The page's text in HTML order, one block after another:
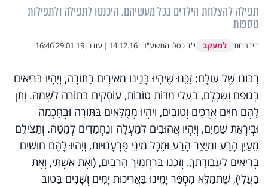
תפילה להצלחת הילדים בכל מעשיהם. היכנסו לתפילה ולתפילות
נוספות
הידברות למעקב י"ד כסלו התשע"ז |
14.12.16
| עודכן29.01.19 16:46
רִבּוֹנוֹ שֶׁל עוֹלָם: זַכֵּנוּ שֶׁיִּהְיוּ בָּנֵינוּ מְאִירִים בַּתּוֹרָה, וְיִהְיוּ בְּרִיאִים
בְּגוּפָם וְשִׂכְלָם, בַּעֲלֵי מִדּוֹת טוֹבוֹת, עוֹסְקִים בַּתּוֹרָה לִשְׁמָהּ. וְתֵן
לָהֶם חַיִּים אֲרֻכִּים וְטוֹבִים, וְיִהְיוּ מְמֻלָּאִים בַּתּוֹרָה וּבְחָכְמָה
וּבְיִרְאַת שָׁמַיִם, וְיִהְיוּ אֲהוּבִים לְמַעְלָה וְנֶחְמָדִים לְמַטָּה. וְתַצִילֵם
מֵעַיִן הָרַע וּמִיֵּצֶר הָרַע וּמִכָּל מִינֵי פֻּרְעָנוּיוֹת, וְיִהְיוּ לָהֶם חוּשִׁים
בְּרִיאִים לַעֲבוֹדָתְךָ. וְזַכֵּנוּ בְּרַחֲמֶיךָ הָרַבִּים, (וְאֶת אִשְׁתִּי, וְאֶת
בַּעֲלִי), שֶׁתְּמַלֵּא מִסְפַּר יָמֵינוּ בַּאֲרִיכוּת יָמִים וְשָׁנִים בַּטּוֹב